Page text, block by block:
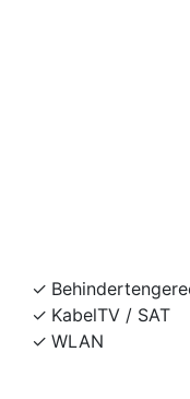
KabelTV / SAT
WLAN